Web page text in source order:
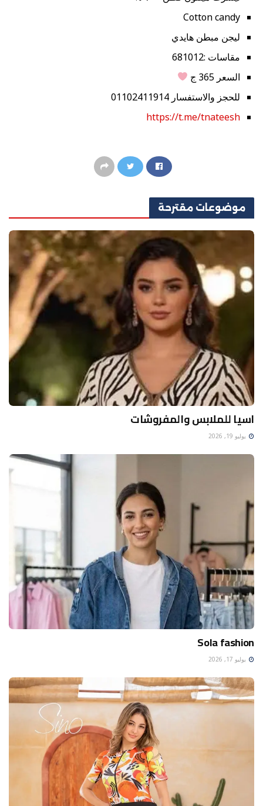
Cotton candy
ليجن مبطن هايدي
مقاسات :681012
السعر 365 ج
للحجز والاستفسار 01102411914
https://t.me/tnateesh
موضوعات مقترحة
اسيا للملابس والمفروشات
يوليو 19, 2026
Sola fashion
يوليو 17, 2026